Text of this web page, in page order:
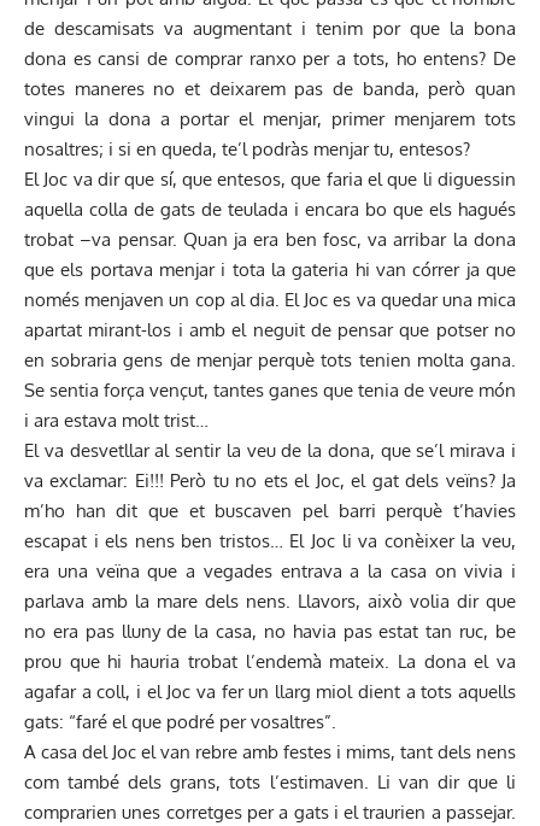
de descamisats va augmentant i tenim por que la bona
dona es cansi de comprar ranxo per a tots, ho entens? De
totes maneres no et deixarem pas de banda, però quan
vingui la dona a portar el menjar, primer menjarem tots
nosaltres; i si en queda, te’l podràs menjar tu, entesos?
El Joc va dir que sí, que entesos, que faria el que li diguessin
aquella colla de gats de teulada i encara bo que els hagués
trobat –va pensar. Quan ja era ben fosc, va arribar la dona
que els portava menjar i tota la gateria hi van córrer ja que
només menjaven un cop al dia. El Joc es va quedar una mica
apartat mirant-los i amb el neguit de pensar que potser no
en sobraria gens de menjar perquè tots tenien molta gana.
Se sentia força vençut, tantes ganes que tenia de veure món
i ara estava molt trist…
El va desvetllar al sentir la veu de la dona, que se’l mirava i
va exclamar: Ei!!! Però tu no ets el Joc, el gat dels veïns? Ja
m’ho han dit que et buscaven pel barri perquè t’havies
escapat i els nens ben tristos… El Joc li va conèixer la veu,
era una veïna que a vegades entrava a la casa on vivia i
parlava amb la mare dels nens. Llavors, això volia dir que
no era pas lluny de la casa, no havia pas estat tan ruc, be
prou que hi hauria trobat l’endemà mateix. La dona el va
agafar a coll, i el Joc va fer un llarg miol dient a tots aquells
gats: “faré el que podré per vosaltres”.
A casa del Joc el van rebre amb festes i mims, tant dels nens
com també dels grans, tots l’estimaven. Li van dir que li
comprarien unes corretges per a gats i el traurien a passejar.